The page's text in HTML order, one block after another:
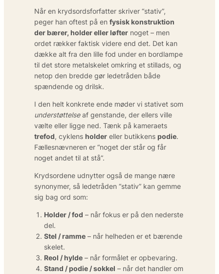
Når en krydsords­forfatter skriver “stativ”,
peger han oftest på en fysisk konstruktion
der bærer, holder eller løfter noget – men
ordet rækker faktisk videre end det. Det kan
dække alt fra den lille fod under en bordlampe
til det store metalskelet omkring et stillads, og
netop den bredde gør ledetråden både
spændende og drilsk.
I den helt konkrete ende møder vi stativet som
understøttelseaf genstande, der ellers ville
vælte eller ligge ned. Tænk på kameraets
trefod, cyklens holder eller butikkens podie.
Fællesnævneren er “noget der står og får
noget andet til at stå”.
Krydsordene udnytter også de mange nære
synonymer, så ledetråden “stativ” kan gemme
sig bag ord som:
Holder / fod – når fokus er på den nederste
del.
Stel / ramme – når helheden er et bærende
skelet.
Reol / hylde – når formålet er opbevaring.
Stand / podie / sokkel – når det handler om